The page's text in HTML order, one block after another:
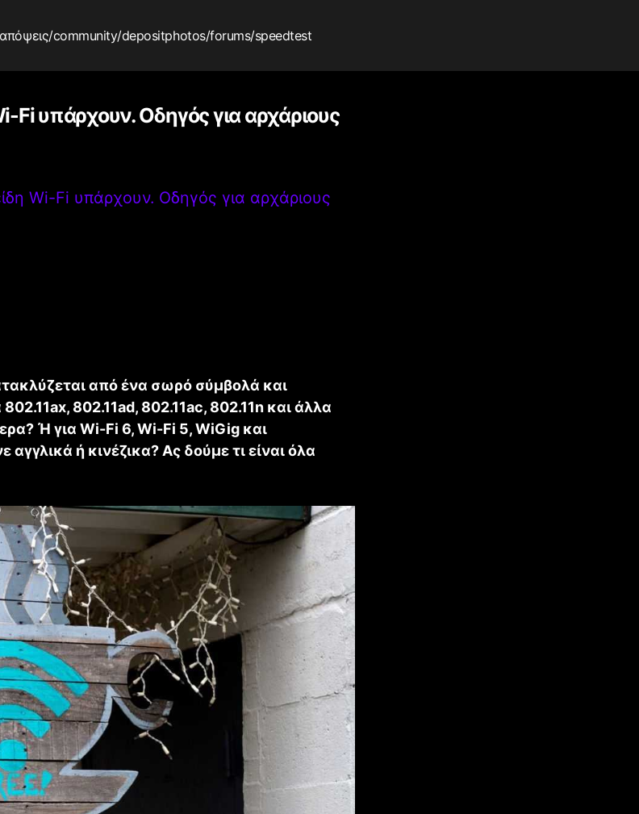
/community/depositphotos/forums/speedtest
Fi υπάρχουν. Οδηγός για αρχάριους
Wi-Fi υπάρχουν. Οδηγός για αρχάριους
από ένα σωρό σύμβολά και
802.11ad, 802.11ac, 802.11n και άλλα
Ή για Wi-Fi 6, Wi-Fi 5, WiGig και
αγγλικά ή κινέζικα? Ας δούμε τι είναι όλα